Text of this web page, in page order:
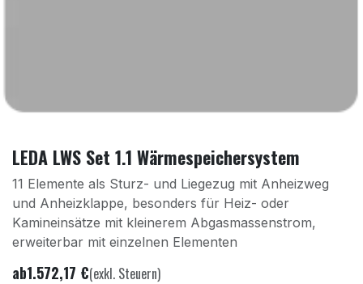
LEDA LWS Set 1.1 Wärmespeichersystem
11 Elemente als Sturz- und Liegezug mit Anheizweg
und Anheizklappe, besonders für Heiz- oder
Kamineinsätze mit kleinerem Abgasmassenstrom,
erweiterbar mit einzelnen Elementen
ab1.572,17 €(exkl. Steuern)